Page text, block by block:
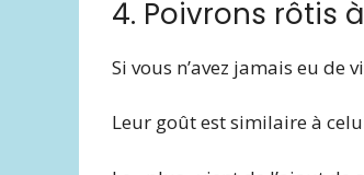
4. Poivrons rôtis
Si vous n’avez jamais eu de
Leur goût est similaire à